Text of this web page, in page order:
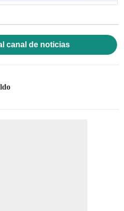
canal de noticias